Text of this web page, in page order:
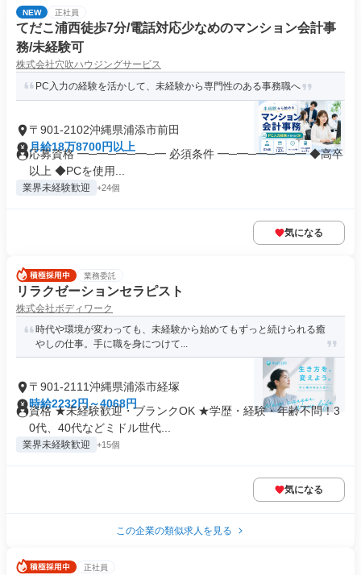
NEW 正社員
てだこ浦西徒歩7分/電話対応少なめのマンション会計事
務/未経験可
株式会社穴吹ハウジングサービス
PC入力の経験を活かして、未経験から専門性のある事務職へ
〒901-2102沖縄県浦添市前田
月給18万8700円以上
応募資格 ━─━─━─━─━ 必須条件 ━─━─━─━─━ ◆高卒
以上 ◆PCを使用...
業界未経験歓迎 +24個
気になる
業務委託
リラクゼーションセラピスト
株式会社ボディワーク
時代や環境が変わっても、未経験から始めてもずっと続けられる癒
やしの仕事。手に職を身につけて...
〒901-2111沖縄県浦添市経塚
時給2232円～4068円
資格 ★未経験歓迎・ブランクOK ★学歴・経験・年齢不問！3
0代、40代などミドル世代...
業界未経験歓迎 +15個
気になる
この企業の類似求人を見る
正社員